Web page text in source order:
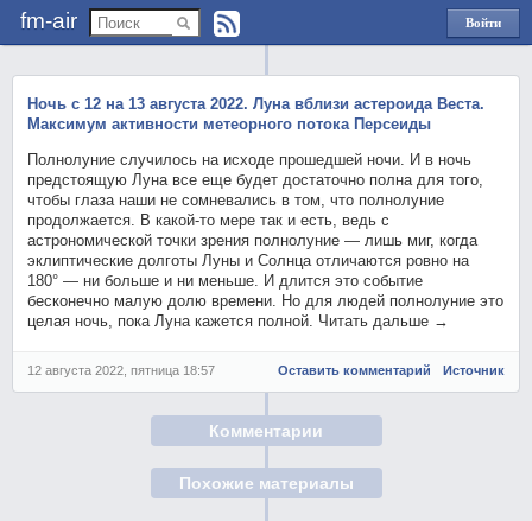
fm-air
Войти
через
Ночь с 12 на 13 августа 2022. Луна вблизи астероида Веста.
Максимум активности метеорного потока Персеиды
Полнолуние случилось на исходе прошедшей ночи. И в ночь
предстоящую Луна все еще будет достаточно полна для того,
чтобы глаза наши не сомневались в том, что полнолуние
продолжается. В какой-то мере так и есть, ведь с
астрономической точки зрения полнолуние — лишь миг, когда
эклиптические долготы Луны и Солнца отличаются ровно на
180° — ни больше и ни меньше. И длится это событие
бесконечно малую долю времени. Но для людей полнолуние это
целая ночь, пока Луна кажется полной. Читать дальше →
12 августа 2022, пятница 18:57 Оставить комментарий Источник
Комментарии
Похожие материалы